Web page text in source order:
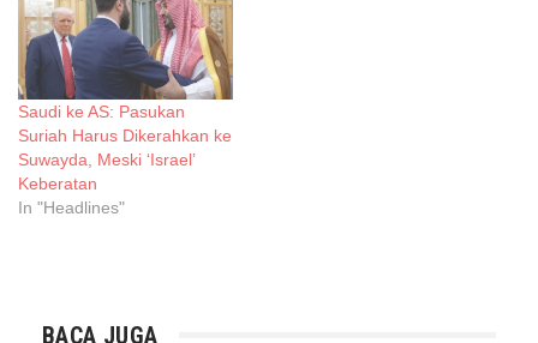
Saudi ke AS: Pasukan
Suriah Harus Dikerahkan ke
Suwayda, Meski ‘Israel’
Keberatan
In "Headlines"
BACA JUGA